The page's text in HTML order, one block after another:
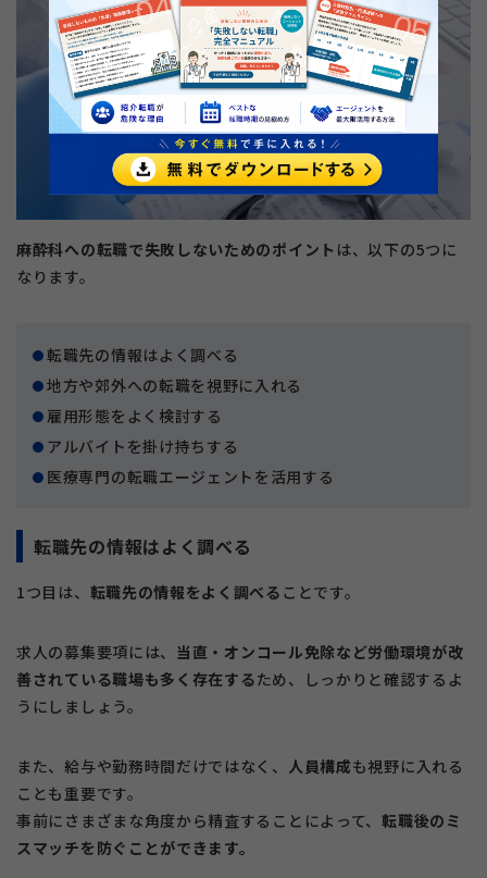
麻酔科への転職で失敗しないためのポイント は、以下の5つに
なります。
転職先の情報はよく調べる
地方や郊外への転職を視野に入れる
雇用形態をよく検討する
アルバイトを掛け持ちする
医療専門の転職エージェントを活用する
転職先の情報はよく調べる
1つ目は、 転職先の情報をよく調べる ことです。
求人の募集要項には、 当直・オンコール免除など労働環境が改
善されている職場も多く存在するため、しっかりと確認するよ
うにしましょう。
また、給与や勤務時間だけではなく、 人員構成も視野に入れる
ことも重要です。
事前にさまざまな角度から精査することによって、転職後のミ
スマッチを防ぐことができます。